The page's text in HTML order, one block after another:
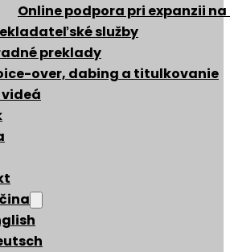
Online podpora pri expanzii
služby
preklady
over, dabing a titulkovanie
videá